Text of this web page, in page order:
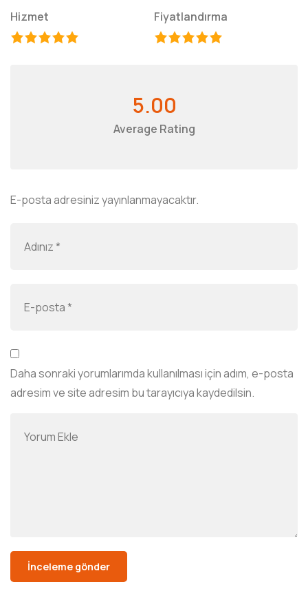
Hizmet Fiyatlandırma
5.00
Average Rating
E-posta adresiniz yayınlanmayacaktır.
Daha sonraki yorumlarımda kullanılması için adım, e-posta
adresim ve site adresim bu tarayıcıya kaydedilsin.